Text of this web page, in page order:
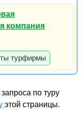
компания
турфирмы
по туру
этой страницы.